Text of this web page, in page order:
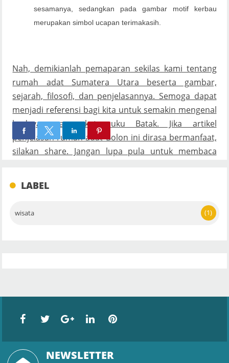
sesamanya, sedangkan pada gambar motif kerbau
merupakan simbol ucapan terimakasih.
Nah, demikianlah pemaparan sekilas kami tentang
rumah adat Sumatera Utara beserta gambar,
sejarah, filosofi, dan penjelasannya. Semoga dapat
menjadi referensi bagi kita untuk semakin mengenal
budaya masyarakat suku Batak. Jika artikel
penjelasan rumah adat Bolon ini dirasa bermanfaat,
silakan share. Jangan lupa pula untuk membaca
LABEL
wisata (1)
NEWSLETTER